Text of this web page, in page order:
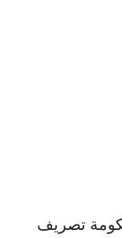
تصريف